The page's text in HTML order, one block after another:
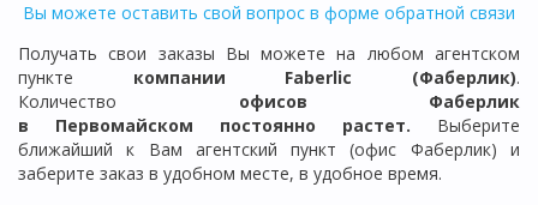
Вы можете оставить свой вопрос в форме обратной связи
Получать свои заказы Вы можете на любом агентском
пункте компании Faberlic (Фаберлик).
Количество офисов Фаберлик
в Первомайском постоянно растет. Выберите
ближайший к Вам агентский пункт (офис Фаберлик) и
заберите заказ в удобном месте, в удобное время.